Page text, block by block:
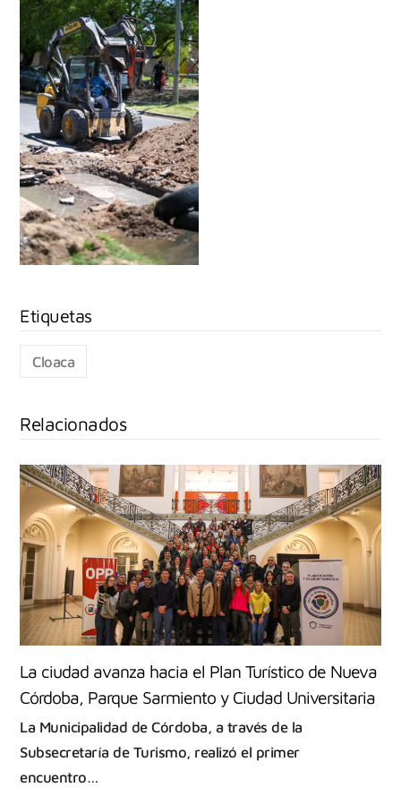
Cloaca
Relacionados
La ciudad avanza hacia el Plan Turístico de Nueva
Córdoba, Parque Sarmiento y Ciudad Universitaria
La Municipalidad de Córdoba, a través de la
Subsecretaría de Turismo, realizó el primer
encuentro…